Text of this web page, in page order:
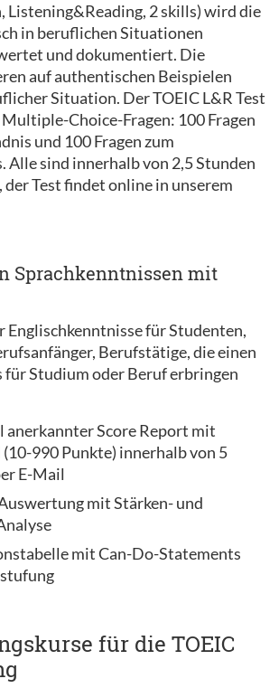
Listening&Reading, 2 skills) wird die
in beruflichen Situationen
und dokumentiert. Die
auf authentischen Beispielen
Situation. Der TOEIC L&R Test
Choice-Fragen: 100 Fragen
und 100 Fragen zum
Alle sind innerhalb von 2,5 Stunden
Test findet online in unserem
Sprachkenntnissen mit
Englischkenntnisse für Studenten,
Berufstätige, die einen
für Studium oder Beruf erbringen
Score Report mit
990 Punkte) innerhalb von 5
E-Mail
mit Stärken- und
mit Can-Do-Statements
für die TOEIC